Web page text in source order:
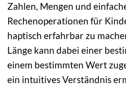
Zahlen, Mengen und
Rechenoperationen für
haptisch erfahrbar zu
Länge kann dabei einer
einem bestimmten Wert
ein intuitives Verständnis